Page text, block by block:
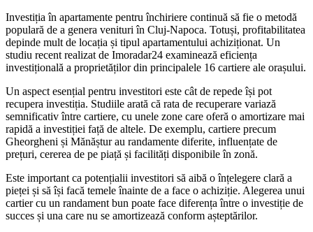
Investiția în apartamente pentru închiriere continuă să fie o metodă
populară de a genera venituri în Cluj-Napoca. Totuși, profitabilitatea
depinde mult de locația și tipul apartamentului achiziționat. Un
studiu recent realizat de Imoradar24 examinează eficiența
investițională a proprietăților din principalele 16 cartiere ale orașului.
Un aspect esențial pentru investitori este cât de repede își pot
recupera investiția. Studiile arată că rata de recuperare variază
semnificativ între cartiere, cu unele zone care oferă o amortizare mai
rapidă a investiției față de altele. De exemplu, cartiere precum
Gheorgheni și Mănăștur au randamente diferite, influențate de
prețuri, cererea de pe piață și facilități disponibile în zonă.
Este important ca potențialii investitori să aibă o înțelegere clară a
pieței și să își facă temele înainte de a face o achiziție. Alegerea unui
cartier cu un randament bun poate face diferența între o investiție de
succes și una care nu se amortizează conform așteptărilor.